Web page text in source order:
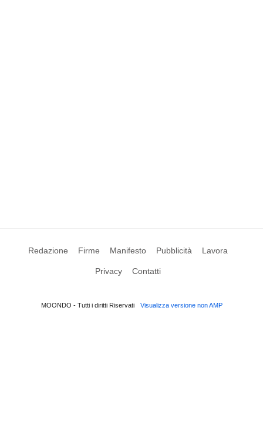
Redazione Firme Manifesto Pubblicità Lavora
Privacy Contatti
MOONDO - Tutti i diritti Riservati Visualizza versione non AMP